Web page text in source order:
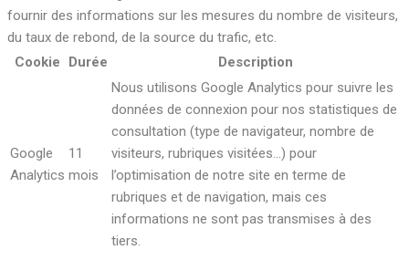
fournir des informations sur les mesures du nombre de visiteurs,
du taux de rebond, de la source du trafic, etc.
Cookie
Durée Description
Google
Analytics
11
mois
Nous utilisons Google Analytics pour suivre les
données de connexion pour nos statistiques de
consultation (type de navigateur, nombre de
visiteurs, rubriques visitées…) pour
l’optimisation de notre site en terme de
rubriques et de navigation, mais ces
informations ne sont pas transmises à des
tiers.